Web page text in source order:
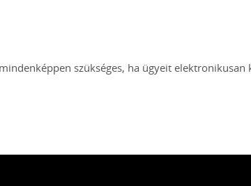
szükséges, ha ügyeit elektronikusan